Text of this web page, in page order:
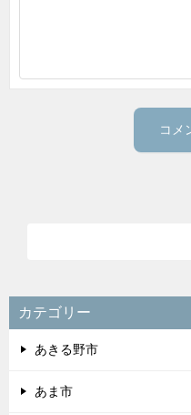
カテゴリー
あきる野市
あま市